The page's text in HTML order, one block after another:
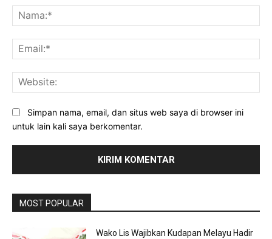
Simpan nama, email, dan situs web saya di browser ini
untuk lain kali saya berkomentar.
MOST POPULAR
Wako Lis Wajibkan Kudapan Melayu Hadir